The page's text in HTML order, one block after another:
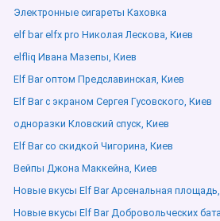
Электронные сигареты Каховка
elf bar elfx pro Николая Лескова, Киев
elfliq Ивана Мазепы, Киев
Elf Bar оптом Предславинская, Киев
Elf Bar с экраном Сергея Гусовского, Киев
одноразки Кловский спуск, Киев
Elf Bar со скидкой Чигорина, Киев
Вейпы Джона Маккейна, Киев
Новые вкусы Elf Bar Арсенальная
Новые вкусы Elf Bar Добровольческих